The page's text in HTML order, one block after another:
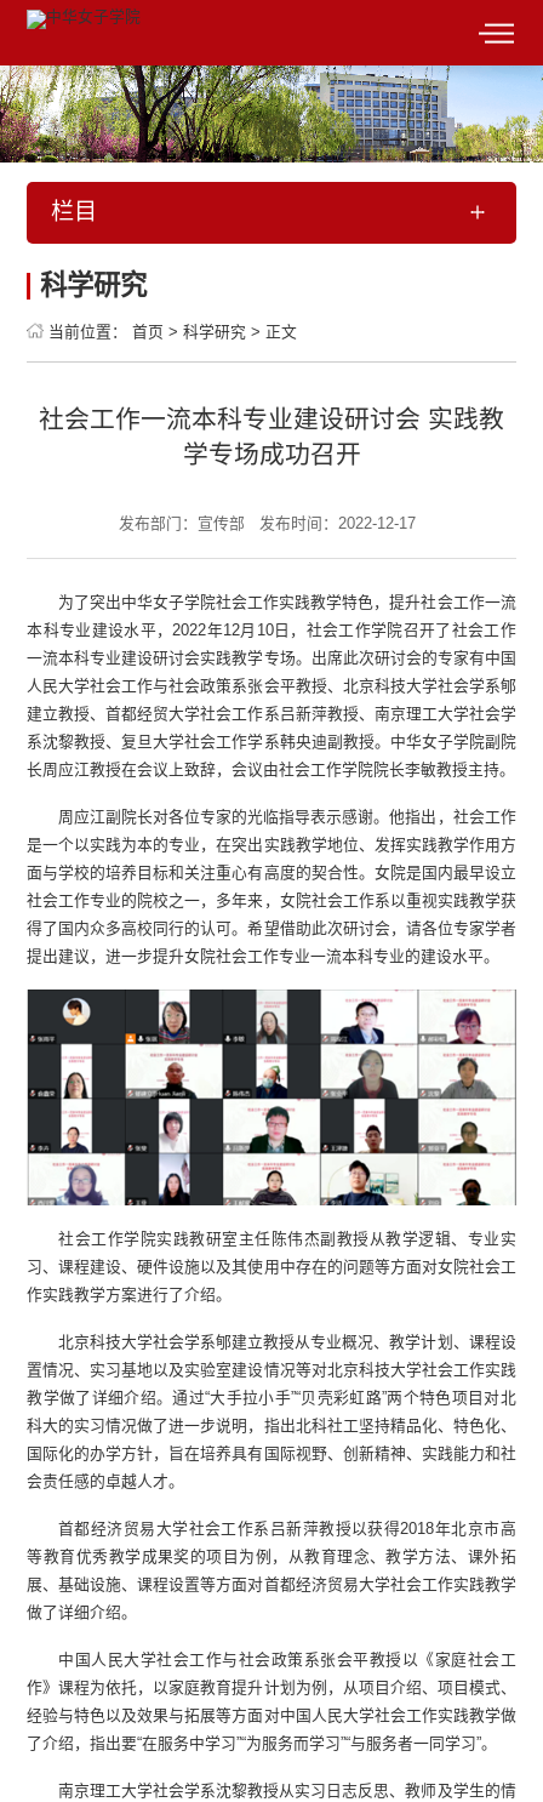
栏目
科学研究
当前位置： 首页 > 科学研究 > 正文
社会工作一流本科专业建设研讨会 实践教
学专场成功召开
发布部门：宣传部 发布时间：2022-12-17
为了突出中华女子学院社会工作实践教学特色，提升社会工作一流
本科专业建设水平，2022年12月10日，社会工作学院召开了社会工作
一流本科专业建设研讨会实践教学专场。出席此次研讨会的专家有中国
人民大学社会工作与社会政策系张会平教授、北京科技大学社会学系郇
建立教授、首都经贸大学社会工作系吕新萍教授、南京理工大学社会学
系沈黎教授、复旦大学社会工作学系韩央迪副教授。中华女子学院副院
长周应江教授在会议上致辞，会议由社会工作学院院长李敏教授主持。
周应江副院长对各位专家的光临指导表示感谢。他指出，社会工作
是一个以实践为本的专业，在突出实践教学地位、发挥实践教学作用方
面与学校的培养目标和关注重心有高度的契合性。女院是国内最早设立
社会工作专业的院校之一，多年来，女院社会工作系以重视实践教学获
得了国内众多高校同行的认可。希望借助此次研讨会，请各位专家学者
提出建议，进一步提升女院社会工作专业一流本科专业的建设水平。
社会工作学院实践教研室主任陈伟杰副教授从教学逻辑、专业实
习、课程建设、硬件设施以及其使用中存在的问题等方面对女院社会工
作实践教学方案进行了介绍。
北京科技大学社会学系郇建立教授从专业概况、教学计划、课程设
置情况、实习基地以及实验室建设情况等对北京科技大学社会工作实践
教学做了详细介绍。通过“大手拉小手”“贝壳彩虹路”两个特色项目对北
科大的实习情况做了进一步说明，指出北科社工坚持精品化、特色化、
国际化的办学方针，旨在培养具有国际视野、创新精神、实践能力和社
会责任感的卓越人才。
首都经济贸易大学社会工作系吕新萍教授以获得2018年北京市高
等教育优秀教学成果奖的项目为例，从教育理念、教学方法、课外拓
展、基础设施、课程设置等方面对首都经济贸易大学社会工作实践教学
做了详细介绍。
中国人民大学社会工作与社会政策系张会平教授以《家庭社会工
作》课程为依托，以家庭教育提升计划为例，从项目介绍、项目模式、
经验与特色以及效果与拓展等方面对中国人民大学社会工作实践教学做
了介绍，指出要“在服务中学习”“为服务而学习”“与服务者一同学习”。
南京理工大学社会学系沈黎教授从实习日志反思、教师及学生的情